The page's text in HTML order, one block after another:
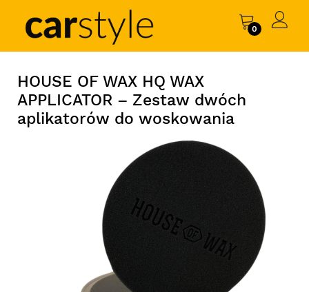
0
HOUSE OF WAX HQ WAX
APPLICATOR – Zestaw dwóch
aplikatorów do woskowania